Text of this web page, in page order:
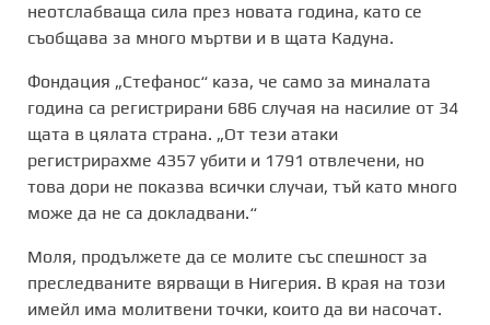
неотслабваща сила през новата година, като се
съобщава за много мъртви и в щата Кадуна.
Фондация „Стефанос“ каза, че само за миналата
година са регистрирани 686 случая на насилие от 34
щата в цялата страна. „От тези атаки
регистрирахме 4357 убити и 1791 отвлечени, но
това дори не показва всички случаи, тъй като много
може да не са докладвани.“
Моля, продължете да се молите със спешност за
преследваните вярващи в Нигерия. В края на този
имейл има молитвени точки, които да ви насочат.